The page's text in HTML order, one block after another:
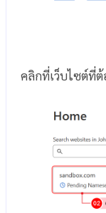
คลิกที่เว็บไซต์ที่ต้